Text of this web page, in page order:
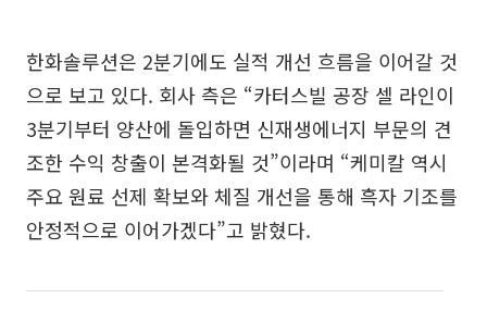
한화솔루션은 2분기에도 실적 개선 흐름을 이어갈 것
으로 보고 있다. 회사 측은 “카터스빌 공장 셀 라인이
3분기부터 양산에 돌입하면 신재생에너지 부문의 견
조한 수익 창출이 본격화될 것”이라며 “케미칼 역시
주요 원료 선제 확보와 체질 개선을 통해 흑자 기조를
안정적으로 이어가겠다”고 밝혔다.